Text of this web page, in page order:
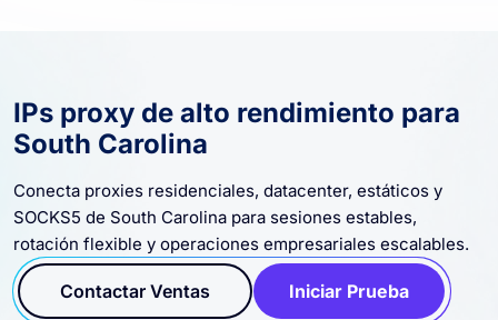
IPs proxy de alto rendimiento para
South Carolina
Conecta proxies residenciales, datacenter, estáticos y
SOCKS5 de South Carolina para sesiones estables,
rotación flexible y operaciones empresariales escalables.
Contactar Ventas Iniciar Prueba